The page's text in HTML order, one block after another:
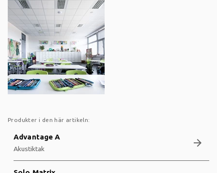
Produkter i den här artikeln:
Advantage A
Akustiktak arrow_forward